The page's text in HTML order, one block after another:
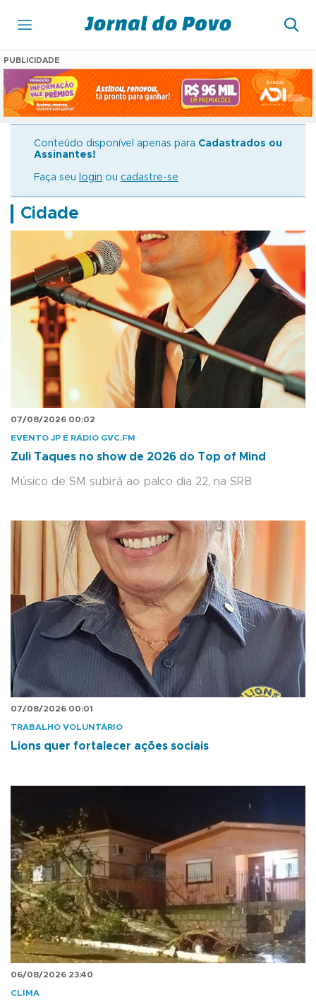
PUBLICIDADE
Conteúdo disponível apenas para Cadastrados ou
Assinantes!
Faça seu login ou cadastre-se
Cidade
07/08/2026 00:02
EVENTO JP E RÁDIO GVC.FM
Zuli Taques no show de 2026 do Top of Mind
Músico de SM subirá ao palco dia 22, na SRB
07/08/2026 00:01
TRABALHO VOLUNTÁRIO
Lions quer fortalecer ações sociais
06/08/2026 23:40
CLIMA